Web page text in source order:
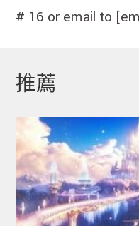
# 16 or email to
推薦